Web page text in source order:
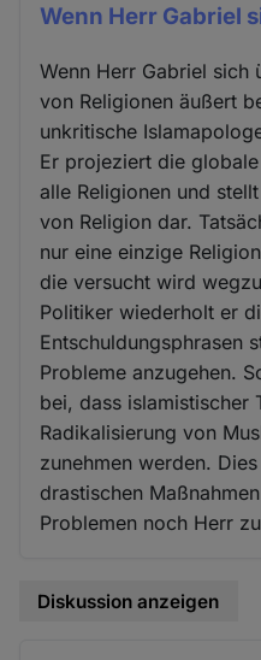
Wenn Herr Gabriel
Wenn Herr Gabriel sich
von Religionen äußert
unkritische
Er projeziert die
alle Religionen und
von Religion dar.
nur eine einzige
die versucht wird
Politiker wiederholt er
Entschuldungsphrasen
Probleme anzugehen.
bei, dass islamistischer
Radikalisierung von
zunehmen werden.
drastischen
Problemen noch Herr
Diskussion anzeigen